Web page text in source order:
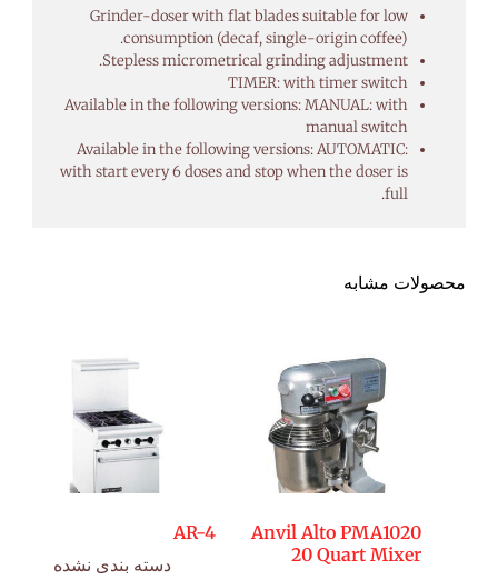
Grinder-doser with flat blades suitable for low
consumption (decaf, single-origin coffee).
Stepless micrometrical grinding adjustment.
TIMER: with timer switch
Available in the following versions: MANUAL: with
manual switch
Available in the following versions: AUTOMATIC:
with start every 6 doses and stop when the doser is
full.
محصولات مشابه
Anvil Alto PMA1020
20 Quart Mixer
AR-4
دسته بندی نشده